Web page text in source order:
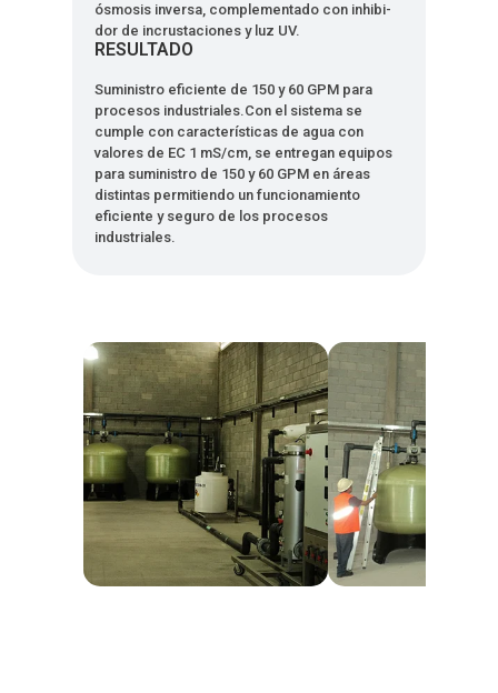
ósmosis inversa, complementado con inhibi-
dor de incrustaciones y luz UV.
RESULTADO
Suministro eficiente de 150 y 60 GPM para
procesos industriales.Con el sistema se
cumple con características de agua con
valores de EC 1 mS/cm, se entregan equipos
para suministro de 150 y 60 GPM en áreas
distintas permitiendo un funcionamiento
eficiente y seguro de los procesos
industriales.